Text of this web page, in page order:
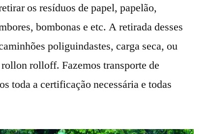
os resíduos de papel, papelão,
bombonas e etc. A retirada desses
poliguindastes, carga seca, ou
rolloff. Fazemos transporte de
toda a certificação necessária e todas